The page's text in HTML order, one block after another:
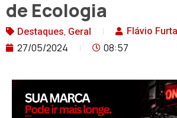
de Ecologia
Destaques, Geral Flávio
27/05/2024 08:57